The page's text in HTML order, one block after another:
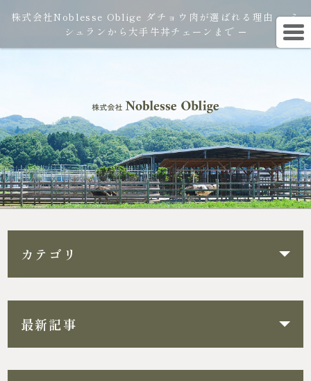
株式会社Noblesse Oblige ダチョウ肉が選ばれる理由 ─ ミ
シュランから大手牛丼チェーンまで ─
カテゴリ
最新記事